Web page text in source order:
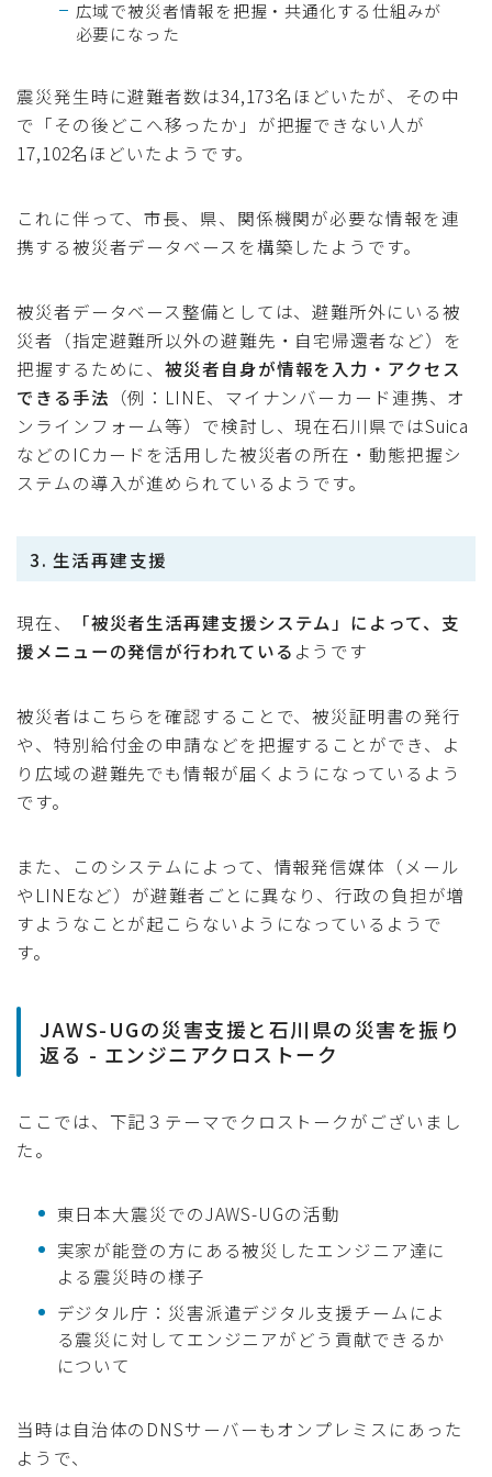
広域で被災者情報を把握・共通化する仕組みが
必要になった
震災発生時に避難者数は34,173名ほどいたが、その中
で「その後どこへ移ったか」が把握できない人が
17,102名ほどいたようです。
これに伴って、市長、県、関係機関が必要な情報を連
携する被災者データベースを構築したようです。
被災者データベース整備としては、避難所外にいる被
災者（指定避難所以外の避難先・自宅帰還者など）を
把握するために、被災者自身が情報を入力・アクセス
できる手法 （例：LINE、マイナンバーカード連携、オ
ンラインフォーム等）で検討し、現在石川県ではSuica
などのICカードを活用した被災者の所在・動態把握シ
ステムの導入が進められているようです。
3. 生活再建支援
現在、
「被災者生活再建支援システム」によって、支
援メニューの発信が行われている ようです
被災者はこちらを確認することで、被災証明書の発行
や、特別給付金の申請などを把握することができ、よ
り広域の避難先でも情報が届くようになっているよう
です。
また、このシステムによって、情報発信媒体（メール
やLINEなど）が避難者ごとに異なり、行政の負担が増
すようなことが起こらないようになっているようで
す。
JAWS-UGの災害支援と石川県の災害を振り
返る - エンジニアクロストーク
ここでは、下記３テーマでクロストークがございまし
た。
東日本大震災でのJAWS-UGの活動
実家が能登の方にある被災したエンジニア達に
よる震災時の様子
デジタル庁：災害派遣デジタル支援チームによ
る震災に対してエンジニアがどう貢献できるか
について
当時は自治体のDNSサーバーもオンプレミスにあった
ようで、